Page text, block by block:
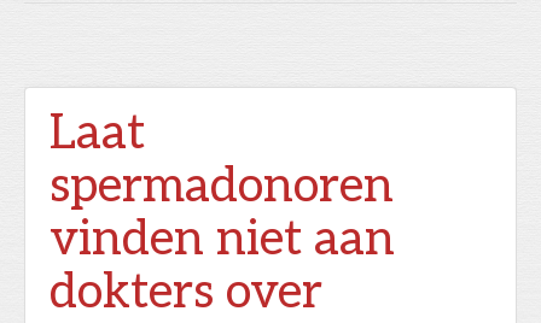
Laat
spermadonoren
vinden niet aan
dokters over